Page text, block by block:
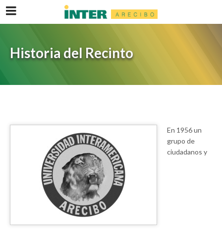
Historia del Recinto
En 1956 un
grupo de
ciudadanos y